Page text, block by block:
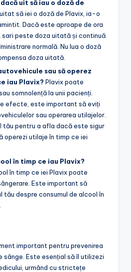
uit să iau o doză de
să iei o doză de Plavix, ia-o
Dacă este aproape de ora
sari peste doza uitată și continuă
normală. Nu lua o doză
doza uitată.
sau să operez
iau Plavix? Plavix poate
somnolență la unii pacienți.
efecte, este important să eviți
sau operarea utilajelor.
tău pentru a afla dacă este sigur
operezi utilaje în timp ce iei
în timp ce iau Plavix?
în timp ce iei Plavix poate
Este important să
tău despre consumul de alcool în
important pentru prevenirea
sânge. Este esențial să îl utilizezi
urmând cu strictețe